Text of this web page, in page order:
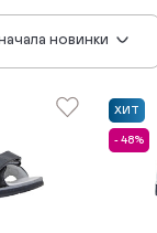
новинки
возрастанию цены
популярности
ХИТ
- 48%